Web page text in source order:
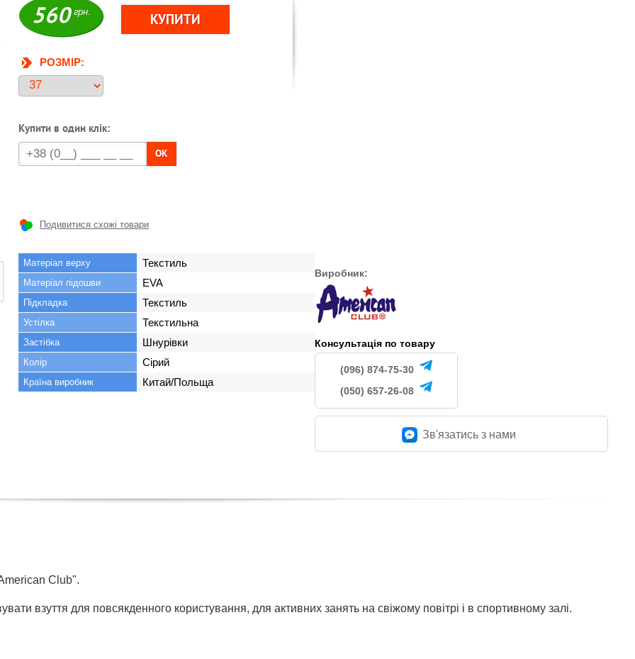
560 грн.
РОЗМІР:
Купити в один клік:
OK
Подивитися схожі товари
Матеріал верху Текстиль
Матеріал підошви EVA
Підкладка Текстиль
Устілка Текстильна
Застібка Шнурівки
Колір Сірий
Країна виробник Китай/Польща
Виробник:
Консультація по товару
(096) 874-75-30
(050) 657-26-08
Зв'язатись з нами
Club".
взуття для повсякденного користування, для активних занять на свіжому повітрі і в спортивному залі.